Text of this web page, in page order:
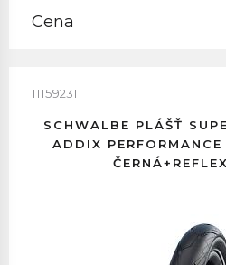
Cena
11159231
SCHWALBE PLÁŠŤ
ADDIX